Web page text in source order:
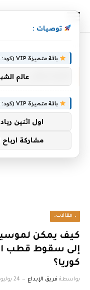
، مقالات،
كيف يمكن
إلى سقوط قطب
كوريا؟
بواسطة فريق الإبداع 24 يوليو، 2024
توصيات :
باقة متميزة VIP (كود: AA86842):
عالم
باقة متميزة VIP (كود: AA38045):
اول اثنين
مشاركة